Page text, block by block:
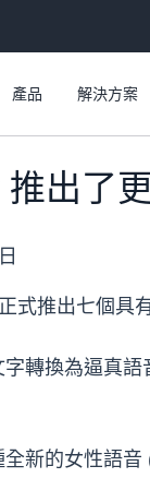
產品 解決方案
出了
式推出七個具
字轉換為逼真
新的女性語